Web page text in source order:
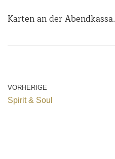
Karten an der Abendkassa.
VORHERIGE
Spirit & Soul